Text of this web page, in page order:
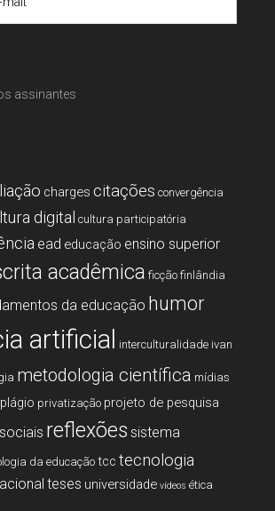
assinantes
charges citações convergência
digital cultura participatória
ead educação ensino superior
acadêmica ficção finlândia
da educação humor
artificial interculturalidade ivan
metodologia cientí­fica mí­dias
plágio privatização projeto de pesquisa
reflexões sistema
da educação tcc tecnologia
teses universidade vídeos ética